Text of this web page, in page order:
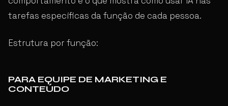
tarefas específicas da função de cada pessoa.
Estrutura por função:
PARA EQUIPE DE MARKETING E
CONTEÚDO